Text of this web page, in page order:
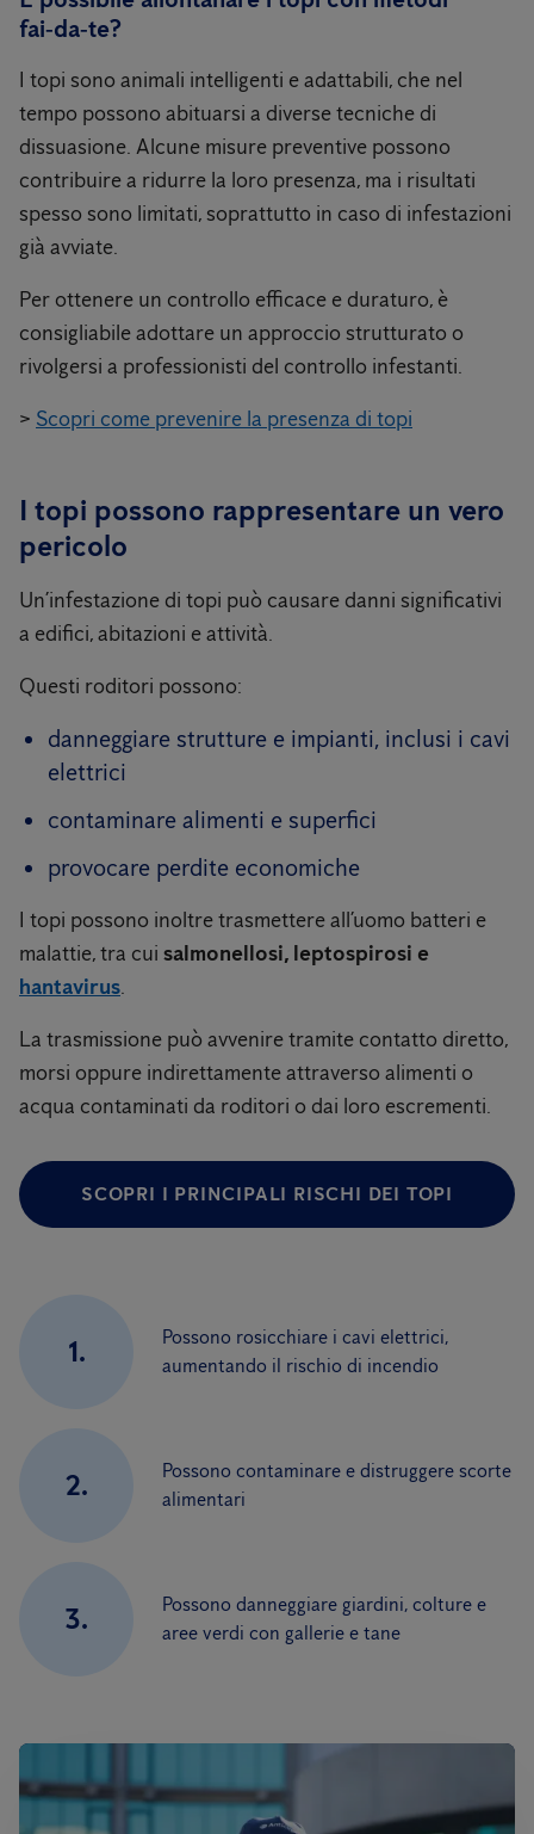
fai‑da‑te?
I topi sono animali intelligenti e adattabili, che nel
tempo possono abituarsi a diverse tecniche di
dissuasione. Alcune misure preventive possono
contribuire a ridurre la loro presenza, ma i risultati
spesso sono limitati, soprattutto in caso di infestazioni
già avviate.
Per ottenere un controllo efficace e duraturo, è
consigliabile adottare un approccio strutturato o
rivolgersi a professionisti del controllo infestanti.
> Scopri come prevenire la presenza di topi
I topi possono rappresentare un vero
pericolo
Un’infestazione di topi può causare danni significativi
a edifici, abitazioni e attività.
Questi roditori possono:
danneggiare strutture e impianti, inclusi i cavi
elettrici
contaminare alimenti e superfici
provocare perdite economiche
I topi possono inoltre trasmettere all’uomo batteri e
malattie, tra cui salmonellosi, leptospirosi e
hantavirus.
La trasmissione può avvenire tramite contatto diretto,
morsi oppure indirettamente attraverso alimenti o
acqua contaminati da roditori o dai loro escrementi.
SCOPRI I PRINCIPALI RISCHI DEI TOPI
1.
Possono rosicchiare i cavi elettrici,
aumentando il rischio di incendio
2.
Possono contaminare e distruggere scorte
alimentari
3.
Possono danneggiare giardini, colture e
aree verdi con gallerie e tane